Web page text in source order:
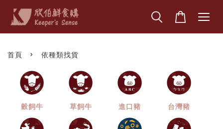
首頁 › 依種類找貨
穀飼牛 草飼牛 進口豬 台灣豬